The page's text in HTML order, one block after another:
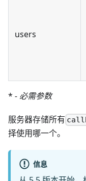
users
* - 必需参数
服务器存储所有
择使用哪一个。
信息